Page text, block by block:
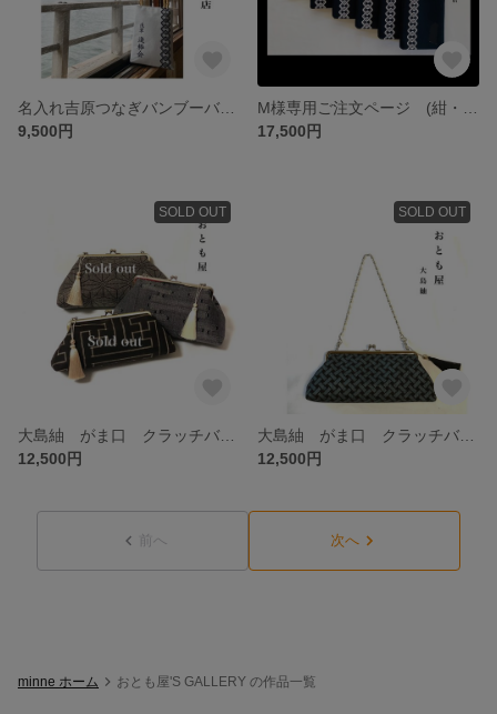
9,500円
17,500円
SOLD OUT
12,500円
SOLD OUT
12,500円
前へ 次へ
minne ホーム おとも屋'S GALLERY の作品一覧